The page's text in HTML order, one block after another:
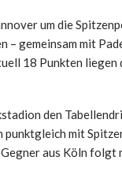
um die
– gemeinsam mit
18 Punkten liegen
den
punktgleich mit
aus Köln